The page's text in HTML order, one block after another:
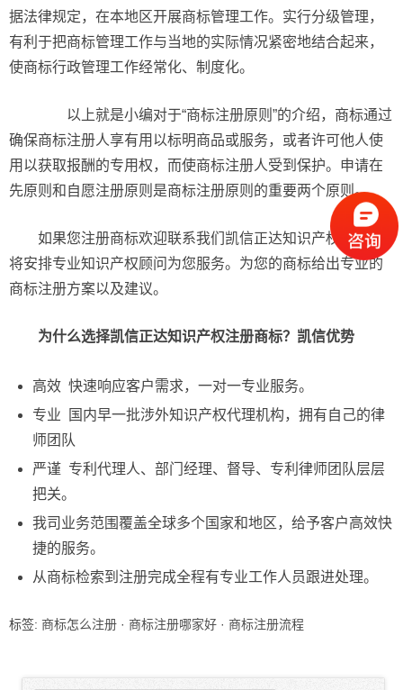
据法律规定，在本地区开展商标管理工作。实行分级管理，
有利于把商标管理工作与当地的实际情况紧密地结合起来，
使商标行政管理工作经常化、制度化。
以上就是小编对于“商标注册原则”的介绍，商标通过
确保商标注册人享有用以标明商品或服务，或者许可他人使
用以获取报酬的专用权，而使商标注册人受到保护。申请在
先原则和自愿注册原则是商标注册原则的重要两个原则。
如果您注册商标欢迎联系我们凯信正达知识产权，我们
将安排专业知识产权顾问为您服务。为您的商标给出专业的
商标注册方案以及建议。
为什么选择凯信正达知识产权注册商标？凯信优势
高效 快速响应客户需求，一对一专业服务。
专业 国内早一批涉外知识产权代理机构，拥有自己的律
师团队
严谨 专利代理人、部门经理、督导、专利律师团队层层
把关。
我司业务范围覆盖全球多个国家和地区，给予客户高效快
捷的服务。
从商标检索到注册完成全程有专业工作人员跟进处理。
标签: 商标怎么注册 · 商标注册哪家好 · 商标注册流程